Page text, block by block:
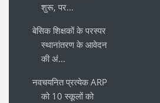
शुरू, पर...
बेसिक शिक्षकों के परस्पर
स्थानांतरण के आवेदन
की अं...
नवचयनित प्रत्येक ARP
को 10 स्कूलों को